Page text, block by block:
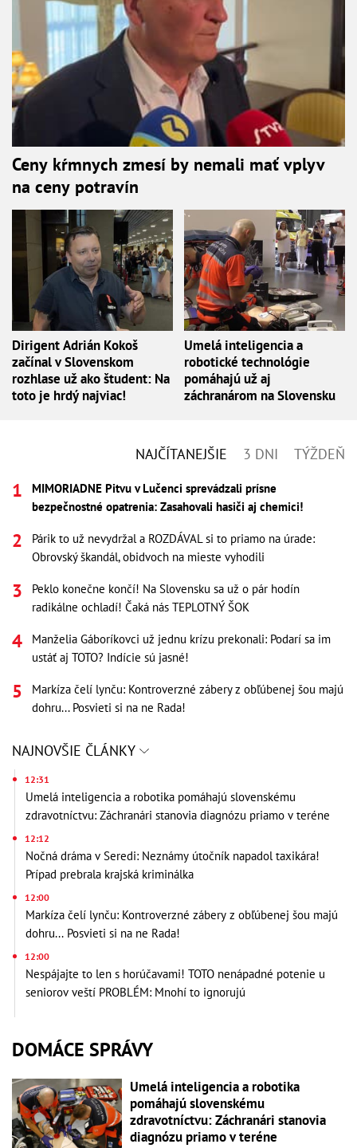
Ceny kŕmnych zmesí by nemali mať vplyv
na ceny potravín
Dirigent Adrián Kokoš
začínal v Slovenskom
rozhlase už ako študent: Na
toto je hrdý najviac!
Umelá inteligencia a
robotické technológie
pomáhajú už aj
záchranárom na Slovensku
NAJČÍTANEJŠIE 3 DNI TÝŽDEŇ
MIMORIADNE Pitvu v Lučenci sprevádzali prísne
bezpečnostné opatrenia: Zasahovali hasiči aj chemici!
Párik to už nevydržal a ROZDÁVAL si to priamo na úrade:
Obrovský škandál, obidvoch na mieste vyhodili
Peklo konečne končí! Na Slovensku sa už o pár hodín
radikálne ochladí! Čaká nás TEPLOTNÝ ŠOK
Manželia Gáboríkovci už jednu krízu prekonali: Podarí sa im
ustáť aj TOTO? Indície sú jasné!
Markíza čelí lynču: Kontroverzné zábery z obľúbenej šou majú
dohru... Posvieti si na ne Rada!
NAJNOVŠIE ČLÁNKY
12:31
Umelá inteligencia a robotika pomáhajú slovenskému
zdravotníctvu: Záchranári stanovia diagnózu priamo v teréne
12:12
Nočná dráma v Seredi: Neznámy útočník napadol taxikára!
Prípad prebrala krajská kriminálka
12:00
Markíza čelí lynču: Kontroverzné zábery z obľúbenej šou majú
dohru... Posvieti si na ne Rada!
12:00
Nespájajte to len s horúčavami! TOTO nenápadné potenie u
seniorov veští PROBLÉM: Mnohí to ignorujú
DOMÁCE SPRÁVY
Umelá inteligencia a robotika
pomáhajú slovenskému
zdravotníctvu: Záchranári stanovia
diagnózu priamo v teréne